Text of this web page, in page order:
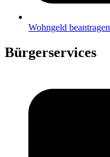
Wohngeld beantragen
Bürgerservices